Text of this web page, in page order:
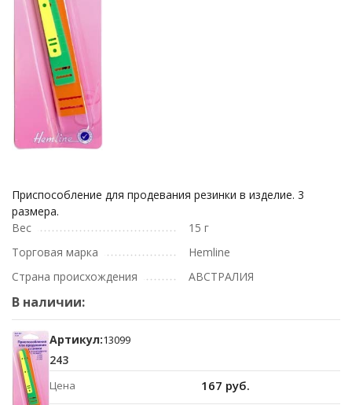
Приспособление для продевания резинки в изделие. 3
размера.
Вес
15 г
Торговая марка
Hemline
Страна происхождения
АВСТРАЛИЯ
В наличии:
Артикул:13099
243
Цена 167 руб.